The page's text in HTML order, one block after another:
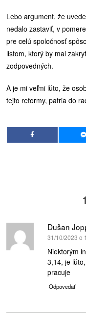
Lebo argument, že
nedalo zastaviť, v
pre celú spoločnosť
listom, ktorý by mal
zodpovedných.
A je mi veľmi ľúto, že
tejto reformy, patria do
Dušan
píše:
31/10/2023 o
Niektorým
3,14, je
pracuje
Odpovedať